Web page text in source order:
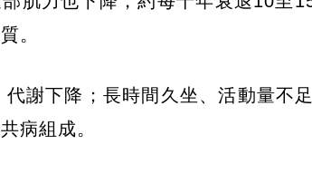
。
謝下降；長時間久坐、活動量不
病組成。